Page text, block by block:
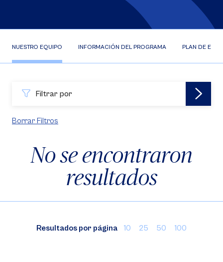
NUESTRO EQUIPO INFORMACIÓN DEL PROGRAMA PLAN DE
Filtrar por
Borrar Filtros
No se encontraron
resultados
Resultados por página 10 25 50 100